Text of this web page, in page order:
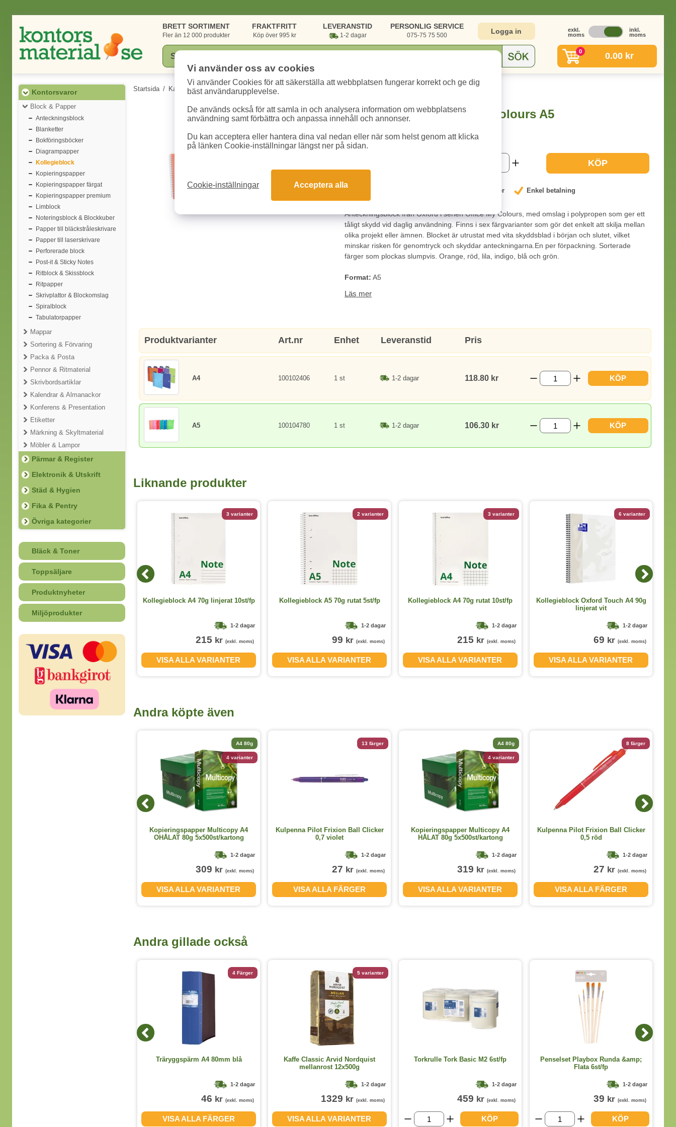
BRETT SORTIMENT
Fler än 12 000 produkter
FRAKTFRITT
Köp över 995 kr
LEVERANSTID
1-2 dagar
PERSONLIG SERVICE
075-75 75 500 Logga in
exkl.
moms
inkl.
moms
0 0.00 kr
Kontorsvaror
Block & Papper
Anteckningsblock
Blanketter
Bokföringsböcker
Diagrampapper
Kollegieblock
Kopieringspapper
Kopieringspapper färgat
Kopieringspapper premium
Limblock
Noteringsblock & Blockkuber
Papper till bläckstråleskrivare
Papper till laserskrivare
Perforerade block
Post-it & Sticky Notes
Ritblock & Skissblock
Ritpapper
Skrivplattor & Blockomslag
Spiralblock
Tabulatorpapper
Mappar
Sortering & Förvaring
Packa & Posta
Pennor & Ritmaterial
Skrivbordsartiklar
Kalendrar & Almanackor
Konferens & Presentation
Etiketter
Märkning & Skyltmaterial
Möbler & Lampor
Pärmar & Register
Elektronik & Utskrift
Städ & Hygien
Fika & Pentry
Övriga kategorier
Bläck & Toner
Toppsäljare
Produktnyheter
Miljöprodukter
Startsida / Kategorier / Kontorsvaror / Block & Papper Kollegieblock Oxford My Colours A5
Kollegieblock Oxford My Colours A5
Art.nr:100104780 Enhet:1 st 1-2 dagar
KÖP
Garanterat låga priser Enkel betalning
Anteckningsblock från Oxford i serien Office My Colours, med omslag i polypropen som ger ett
tåligt skydd vid daglig användning. Finns i sex färgvarianter som gör det enkelt att skilja mellan
olika projekt eller ämnen. Blocket är utrustat med vita skyddsblad i början och slutet, vilket
minskar risken för genomtryck och skyddar anteckningarna.En per förpackning. Sorterade
färger som plockas slumpvis. Orange, röd, lila, indigo, blå och grön.
Format: A5
Ytvikt:90g
Läs mer
Produktvarianter Art.nr Enhet Leveranstid Pris
A4 100102406 1 st 1-2 dagar 118.80 kr KÖP
A5 100104780 1 st 1-2 dagar 106.30 kr KÖP
Liknande produkter
Indexblock Bantex 5-in-1 linjerat A5
kr (exkl. moms)
VISA ALLA VARIANTER
3 varianter
Kollegieblock A4 70g linjerat 10st/fp
1-2 dagar
215 kr (exkl. moms)
VISA ALLA VARIANTER
2 varianter
Kollegieblock A5 70g rutat 5st/fp
1-2 dagar
99 kr (exkl. moms)
VISA ALLA VARIANTER
3 varianter
Kollegieblock A4 70g rutat 10st/fp
1-2 dagar
215 kr (exkl. moms)
VISA ALLA VARIANTER
6 varianter
Kollegieblock Oxford Touch A4 90g
linjerat vit
1-2 dagar
69 kr (exkl. moms)
VISA ALLA VARIANTER
Andra köpte även
A4 80g
4 varianter
Kopieringspapper Multicopy A4
OHÅLAT 80g 5x500st/kartong
1-2 dagar
309 kr (exkl. moms)
VISA ALLA VARIANTER
13 färger
Kulpenna Pilot Frixion Ball Clicker
0,7 violet
1-2 dagar
27 kr (exkl. moms)
VISA ALLA FÄRGER
A4 80g
4 varianter
Kopieringspapper Multicopy A4
HÅLAT 80g 5x500st/kartong
1-2 dagar
319 kr (exkl. moms)
VISA ALLA VARIANTER
8 färger
Kulpenna Pilot Frixion Ball Clicker
0,5 röd
1-2 dagar
27 kr (exkl. moms)
VISA ALLA FÄRGER
Andra gillade också
4 Färger
Träryggspärm A4 80mm blå
1-2 dagar
46 kr (exkl. moms)
VISA ALLA FÄRGER
5 varianter
Kaffe Classic Arvid Nordquist
mellanrost 12x500g
1-2 dagar
1329 kr (exkl. moms)
VISA ALLA VARIANTER
Torkrulle Tork Basic M2 6st/fp
1-2 dagar
459 kr (exkl. moms)
KÖP
Penselset Playbox Runda &amp;
Flata 6st/fp
1-2 dagar
39 kr (exkl. moms)
KÖP
Vi använder oss av cookies
Vi använder Cookies för att säkerställa att webbplatsen fungerar korrekt och ge dig
bäst användarupplevelse.
De används också för att samla in och analysera information om webbplatsens
användning samt förbättra och anpassa innehåll och annonser.
Du kan acceptera eller hantera dina val nedan eller när som helst genom att klicka
på länken Cookie-inställningar längst ner på sidan.
Cookie-inställningar Acceptera alla